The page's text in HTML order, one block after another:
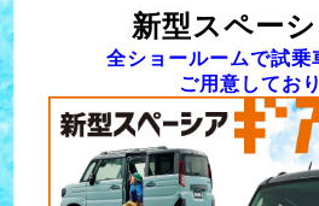
新型スペー
全ショールームで試乗
ご用意してお